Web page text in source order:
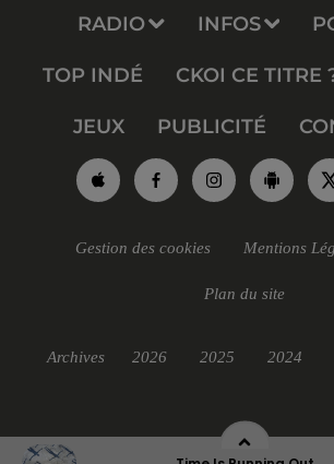
RADIO INFOS
TOP INDÉ CKOI CE TITRE
JEUX PUBLICITÉ
Gestion des cookies Mentions
Plan du site
Archives 2026 2025 2024